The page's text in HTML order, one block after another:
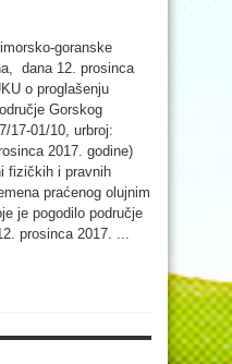
goranske
dana 12. prosinca
o proglašenju
Gorskog
17-01/10, urbroj:
2017. godine)
fizičkih i pravnih
praćenog olujnim
je pogodilo područje
prosinca 2017. ...